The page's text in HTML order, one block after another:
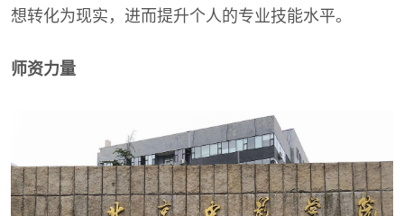
想转化为现实，进而提升个人的专业技能水平。
师资力量